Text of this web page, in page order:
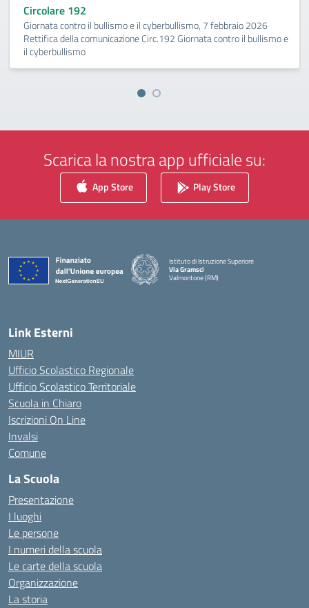
Circolare 192
Giornata contro il bullismo e il cyberbullismo, 7 febbraio 2026
Rettifica della comunicazione Circ.192 Giornata contro il bullismo e
il cyberbullismo
Scarica la nostra app ufficiale su:
App Store Play Store
Istituto di Istruzione Superiore
Via Gramsci
Valmontone (RM)
Link Esterni
MIUR
Ufficio Scolastico Regionale
Ufficio Scolastico Territoriale
Scuola in Chiaro
Iscrizioni On Line
Invalsi
Comune
La Scuola
Presentazione
I luoghi
Le persone
I numeri della scuola
Le carte della scuola
Organizzazione
La storia